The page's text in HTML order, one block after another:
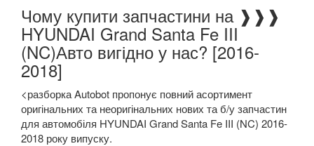
Чому купити запчастини на ❱❱❱
HYUNDAI Grand Santa Fe III
(NC)Авто вигідно у нас? [2016-
2018]
<разборка Autobot пропонує повний асортимент
оригінальних та неоригінальних нових та б/у запчастин
для автомобіля HYUNDAI Grand Santa Fe III (NC) 2016-
2018 року випуску.